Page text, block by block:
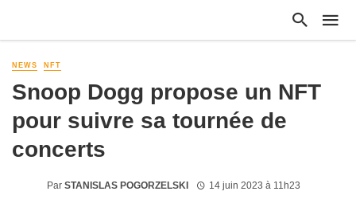
NEWS NFT
Snoop Dogg propose un NFT
pour suivre sa tournée de
concerts
Par STANISLAS POGORZELSKI 14 juin 2023 à 11h23